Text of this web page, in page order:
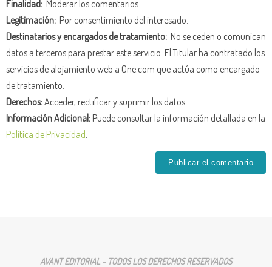
Finalidad: Moderar los comentarios.
Legitimación: Por consentimiento del interesado.
Destinatarios y encargados de tratamiento: No se ceden o comunican
datos a terceros para prestar este servicio. El Titular ha contratado los
servicios de alojamiento web a One.com que actúa como encargado
de tratamiento.
Derechos:Acceder, rectificar y suprimir los datos.
Información Adicional:Puede consultar la información detallada en la
Política de Privacidad
AVANT EDITORIAL - TODOS LOS DERECHOS RESERVADOS